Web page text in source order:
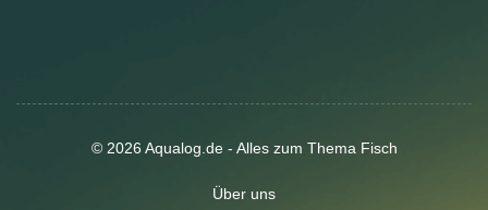
© 2026 Aqualog.de - Alles zum Thema Fisch
Über uns